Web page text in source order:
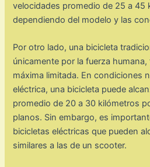
velocidades promedio de 25 a 45
dependiendo del modelo y las
Por otro lado, una bicicleta
únicamente por la fuerza
máxima limitada. En condiciones
eléctrica, una bicicleta puede
promedio de 20 a 30 kilómetros
planos. Sin embargo, es
bicicletas eléctricas que pueden
similares a las de un scooter.